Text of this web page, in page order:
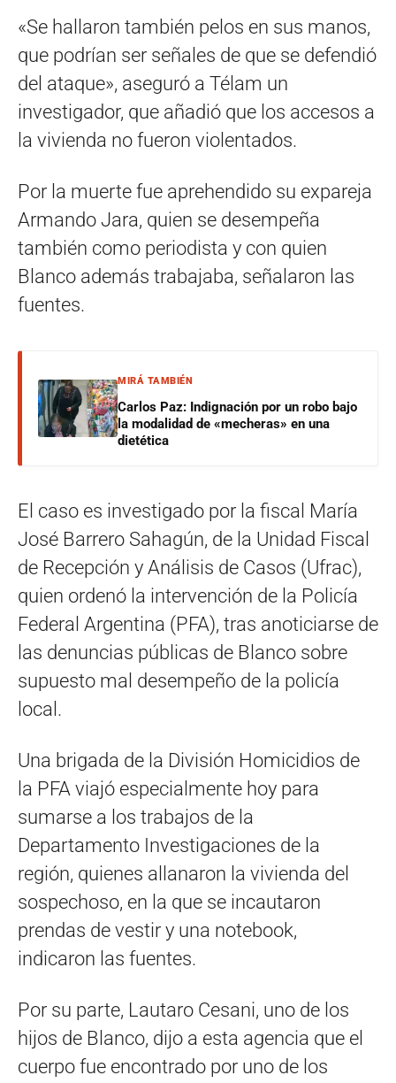
«Se hallaron también pelos en sus manos,
que podrían ser señales de que se defendió
del ataque», aseguró a Télam un
investigador, que añadió que los accesos a
la vivienda no fueron violentados.
Por la muerte fue aprehendido su expareja
Armando Jara, quien se desempeña
también como periodista y con quien
Blanco además trabajaba, señalaron las
fuentes.
MIRÁ TAMBIÉN
Carlos Paz: Indignación por un robo bajo
la modalidad de «mecheras» en una
dietética
El caso es investigado por la fiscal María
José Barrero Sahagún, de la Unidad Fiscal
de Recepción y Análisis de Casos (Ufrac),
quien ordenó la intervención de la Policía
Federal Argentina (PFA), tras anoticiarse de
las denuncias públicas de Blanco sobre
supuesto mal desempeño de la policía
local.
Una brigada de la División Homicidios de
la PFA viajó especialmente hoy para
sumarse a los trabajos de la
Departamento Investigaciones de la
región, quienes allanaron la vivienda del
sospechoso, en la que se incautaron
prendas de vestir y una notebook,
indicaron las fuentes.
Por su parte, Lautaro Cesani, uno de los
hijos de Blanco, dijo a esta agencia que el
cuerpo fue encontrado por uno de los